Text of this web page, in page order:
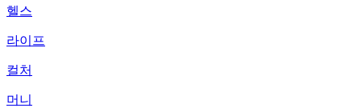
헬스
라이프
컬처
머니